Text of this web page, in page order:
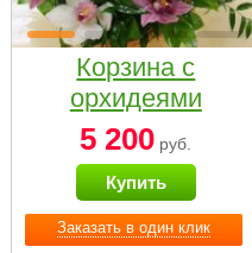
Заказать в один клик
Корзина с
орхидеями
малая
5 200 руб.
Купить